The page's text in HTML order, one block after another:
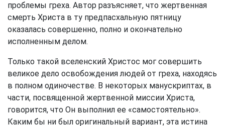
проблемы греха. Автор разъясняет, что жертвенная
смерть Христа в ту предпасхальную пятницу
оказалась совершенно, полно и окончательно
исполненным делом.
Только такой вселенский Христос мог совершить
великое дело освобождения людей от греха, находясь
в полном одиночестве. В некоторых манускриптах, в
части, посвященной жертвенной миссии Христа,
говорится, что Он выполнил ее «самостоятельно».
Каким бы ни был оригинальный вариант, эта истина